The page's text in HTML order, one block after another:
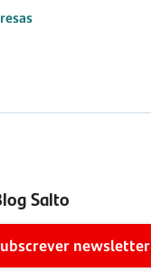
Salto
newsletter